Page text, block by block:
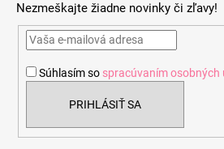
Nezmeškajte žiadne novinky či zľavy!
Súhlasím so spracúvaním osobných
PRIHLÁSIŤ SA